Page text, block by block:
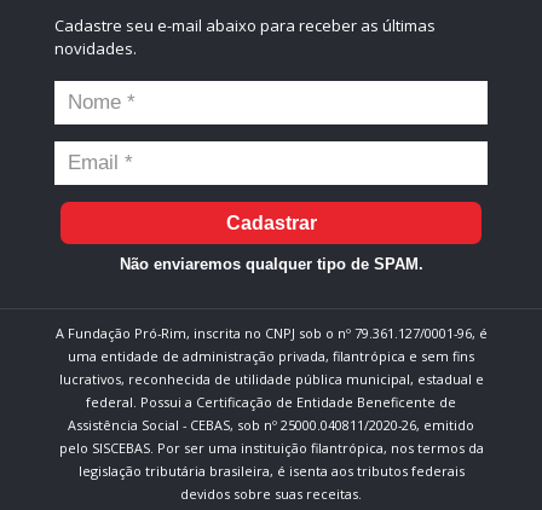
Cadastre seu e-mail abaixo para receber as últimas
novidades.
Cadastrar
Não enviaremos qualquer tipo de SPAM.
A Fundação Pró-Rim, inscrita no CNPJ sob o nº 79.361.127/0001-96, é
uma entidade de administração privada, filantrópica e sem fins
lucrativos, reconhecida de utilidade pública municipal, estadual e
federal. Possui a Certificação de Entidade Beneficente de
Assistência Social - CEBAS, sob nº 25000.040811/2020-26, emitido
pelo SISCEBAS. Por ser uma instituição filantrópica, nos termos da
legislação tributária brasileira, é isenta aos tributos federais
devidos sobre suas receitas.